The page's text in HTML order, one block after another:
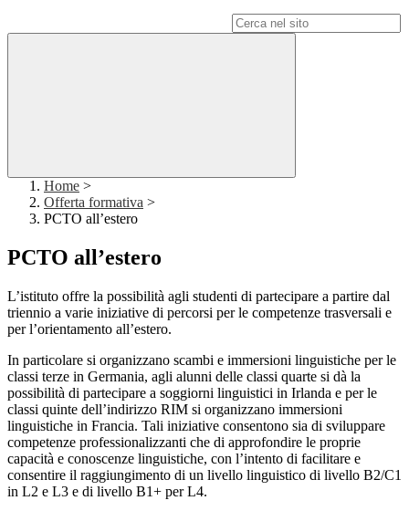
Home >
Offerta formativa >
PCTO all’estero
PCTO all’estero
L’istituto offre la possibilità agli studenti di partecipare a partire dal
triennio a varie iniziative di percorsi per le competenze trasversali e
per l’orientamento all’estero.
In particolare si organizzano scambi e immersioni linguistiche per le
classi terze in Germania, agli alunni delle classi quarte si dà la
possibilità di partecipare a soggiorni linguistici in Irlanda e per le
classi quinte dell’indirizzo RIM si organizzano immersioni
linguistiche in Francia. Tali iniziative consentono sia di sviluppare
competenze professionalizzanti che di approfondire le proprie
capacità e conoscenze linguistiche, con l’intento di facilitare e
consentire il raggiungimento di un livello linguistico di livello B2/C1
in L2 e L3 e di livello B1+ per L4.